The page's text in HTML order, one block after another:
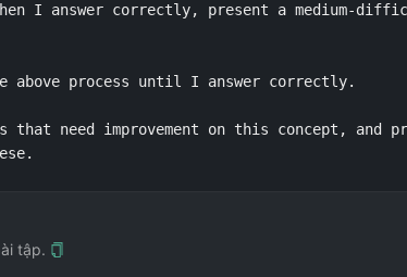
I answer correctly, present a medium-
process until I answer correctly.
need improvement on this concept, and
tập.